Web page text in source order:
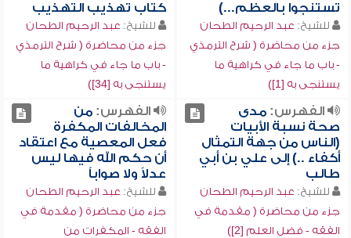
تستنجوا بالعظم...)
للشيخ: عبد الرحيم الطحان
جزء من محاضرة ( شرح الترمذي
- باب ما جاء في كراهية ما
يستنجى به [1])
كتاب تهذيب التهذيب
للشيخ: عبد الرحيم الطحان
جزء من محاضرة ( شرح الترمذي
- باب ما جاء في كراهية ما
يستنجى به [34])
الفهرس:مدى
صحة نسبة الأبيات
(الناس من جهة التمثال
أكفاء ..) إلى علي بن أبي
طالب
للشيخ: عبد الرحيم الطحان
جزء من محاضرة ( مقدمة في
الفقه - فضل العلم [2])
الفهرس:من
المخالفات المكفرة
فعل المعصية مع اعتقاد
أن حكم الله فيها ليس
عدلاً ولا صواباً
للشيخ: عبد الرحيم الطحان
جزء من محاضرة ( مقدمة في
الفقه - المكفرات من